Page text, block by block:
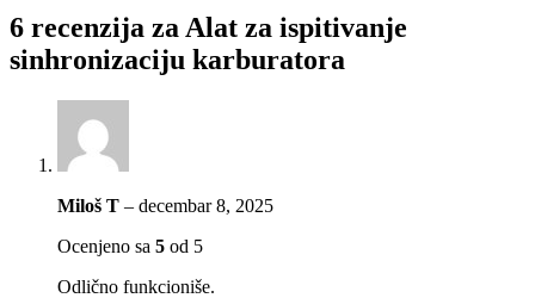
6 recenzija za Alat za ispitivanje
sinhronizaciju karburatora
Miloš T – decembar 8, 2025
Ocenjeno sa 5 od 5
Odlično funkcioniše.